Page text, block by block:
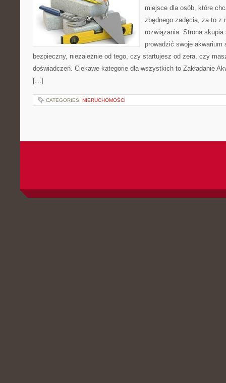
miejsce dla osób, które
zbędnego zadęcia, za to z
rozwiązania. Strona
prowadzić swoje akwarium
bezpieczny, niezależnie od tego, czy startujesz od zera, czy
doświadczeń. Ciekawe kategorie dla wszystkich to Zakładanie
[…]
CATEGORIES: NIERUCHOMOŚCI